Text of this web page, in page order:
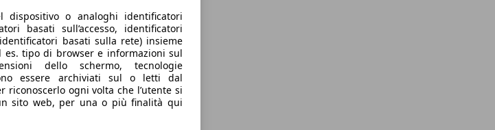
dispositivo o analoghi identificatori
basati sull’accesso, identificatori
basati sulla rete) insieme
es. tipo di browser e informazioni sul
dello schermo, tecnologie
essere archiviati sul o letti dal
riconoscerlo ogni volta che l’utente si
sito web, per una o più finalità qui